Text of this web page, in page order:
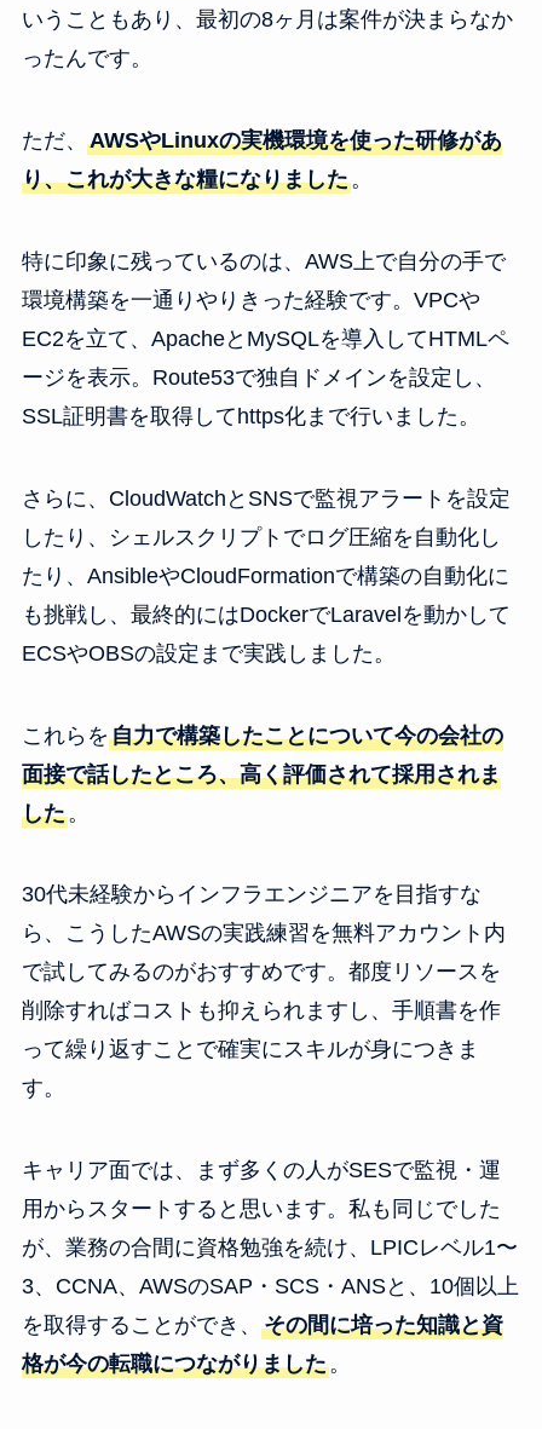
いうこともあり、最初の8ヶ月は案件が決まらなか
ったんです。
ただ、 AWSやLinuxの実機環境を使った研修があ
り、これが大きな糧になりました。
特に印象に残っているのは、AWS上で自分の手で
環境構築を一通りやりきった経験です。VPCや
EC2を立て、ApacheとMySQLを導入してHTMLペ
ージを表示。Route53で独自ドメインを設定し、
SSL証明書を取得してhttps化まで行いました。
さらに、CloudWatchとSNSで監視アラートを設定
したり、シェルスクリプトでログ圧縮を自動化し
たり、AnsibleやCloudFormationで構築の自動化に
も挑戦し、最終的にはDockerでLaravelを動かして
ECSやOBSの設定まで実践しました。
これらを自力で構築したことについて今の会社の
面接で話したところ、高く評価されて採用されま
した。
30代未経験からインフラエンジニアを目指すな
ら、こうしたAWSの実践練習を無料アカウント内
で試してみるのがおすすめです。都度リソースを
削除すればコストも抑えられますし、手順書を作
って繰り返すことで確実にスキルが身につきま
す。
キャリア面では、まず多くの人がSESで監視・運
用からスタートすると思います。私も同じでした
が、業務の合間に資格勉強を続け、LPICレベル1〜
3、CCNA、AWSのSAP・SCS・ANSと、10個以上
を取得することができ、 その間に培った知識と資
格が今の転職につながりました。